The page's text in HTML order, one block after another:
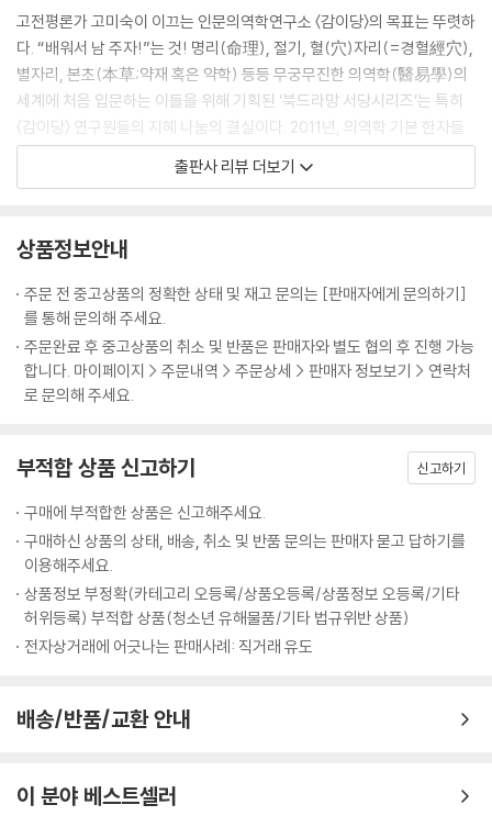
까지 꽉 찬 확신으로! 에잇, 안 되더라도 내년을 기약하면 된다는 배짱으
로!”
--- p.71 「청명에는 청춘이어라!」
고전평론가 고미숙이 이끄는 인문의역학연구소 〈감이당〉의 목표는 뚜렷하
다. “배워서 남 주자!”는 것! 명리(命理), 절기, 혈(穴)자리(=경혈經穴),
별자리, 본초(本草;약재 혹은 약학) 등등 무궁무진한 의역학(醫易學)의
세계에 처음 입문하는 이들을 위해 기획된 ‘북드라망 서당시리즈’는 특히
〈감이당〉 연구원들의 지혜 나눔의 결실이다. 2011년, 의역학 기본 한자들
의 유래와 쓰임을 설명한 『갑자서당, 사주명리 한자교실』(류시성·손영달)
이 ‘북드라망 서당시리즈’의 첫번째 책으로 탄생된 데 이어 2013년 10월,
절기는 태양이 15도씩 움직일 때마다 나타나는 기후적 변화다. 즉, 태양은
15일마다 스텝을 달리하며 새로운 사건을 발생시킨다. 태양이 그해의 첫
발을 내딛으면 땅속 깊이 봄이 시작되고(입춘), 두번째 스텝을 밟으면 얼
음이 녹는다(우수). 그리고 세번째 발자국에선 개구리와 벌레들이 튀어나
온다(경칩). 그리하여 절기는 농경사회에서 농사력으로 기능했다. 언제 씨
를 뿌리고, 모내기를 하고, 추수를 하는지가 태양의 움직임에 따라 결정되
가 천지자연과의 합일과 다름없었다. 절기력이 농사력이 된 것은 최대한
농경사회가 아닌 지금, 절기는 무용한 것일까? 이제 태양의 움직임은 더
이상 우리에게 아무런 기능을 하지 못하는 것일까? 필자들이 24절기 속으
로 뛰어든 것은 이런 이유에서였다. 농부가 절기대로 1년 농사를 해내듯이,
우리 역시도 절기의 리듬을 타면 한 해의 계획을 실현시킬 수 있을 것이라
는 믿음. 다시 말해 농사가 아니더라도 절기의 리듬을 현대의 그것으로 변
환시키면 ‘지금, 어떻게 살 것인가’에 대한 질문에 답을 구할 수 있다는 것
때다. 그러면서도 농사일이 바빠 주린 배를 움켜쥐고 일을 해야 할 때가 이
때다. 필자는 이 보릿고개를 통과의례의 일종으로 보았다. 남녀노소를 불
이다. 그렇다면 보릿고개가 사라진 지금은 소만의 의미를 어떻게 새겨야
할까? 이 책에서는 스스로 통과의례를 만들라고 말한다. 그것은 ‘욕을 먹는
출판사 리뷰 더보기
상품정보안내
주문 전 중고상품의 정확한 상태 및 재고 문의는 [판매자에게 문의하기]
를 통해 문의해 주세요.
주문완료 후 중고상품의 취소 및 반품은 판매자와 별도 협의 후 진행 가능
합니다. 마이페이지 > 주문내역 > 주문상세 > 판매자 정보보기 > 연락처
로 문의해 주세요.
부적합 상품 신고하기 신고하기
구매에 부적합한 상품은 신고해주세요.
구매하신 상품의 상태, 배송, 취소 및 반품 문의는 판매자 묻고 답하기를
이용해주세요.
상품정보 부정확(카테고리 오등록/상품오등록/상품정보 오등록/기타
허위등록) 부적합 상품(청소년 유해물품/기타 법규위반 상품)
전자상거래에 어긋나는 판매사례: 직거래 유도
배송/반품/교환 안내
이 분야 베스트셀러